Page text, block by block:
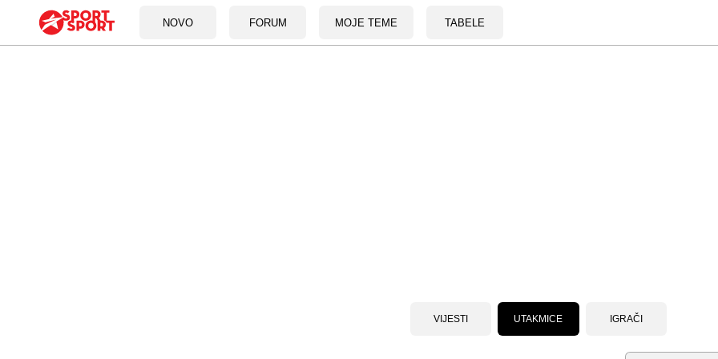
NOVO FORUM MOJE TEME TABELE
VIJESTI UTAKMICE IGRAČI